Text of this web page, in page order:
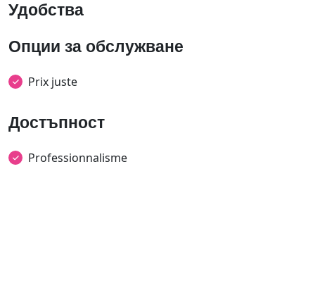
Удобства
Опции за обслужване
Prix juste
Достъпност
Professionnalisme